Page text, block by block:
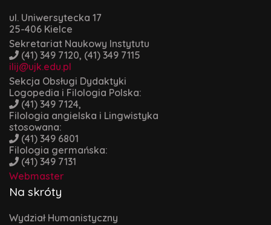
ul. Uniwersytecka 17
25-406 Kielce
Sekretariat Naukowy Instytutu
(41) 349 7120, (41) 349 7115
ilij@ujk.edu.pl
Sekcja Obsługi Dydaktyki
Logopedia i Filologia Polska:
(41) 349 7124,
Filologia angielska i Lingwistyka
stosowana:
(41) 349 6801
Filologia germańska:
(41) 349 7131
Webmaster
Na skróty
Wydział Humanistyczny